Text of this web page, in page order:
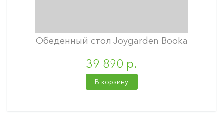
Обеденный стол Joygarden Booka
39 890 р.
В корзину